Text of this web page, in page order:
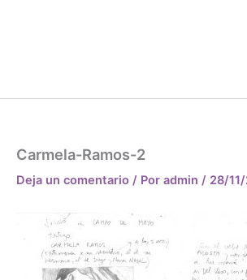
Carmela-Ramos-2
Deja un comentario / Por admin / 28/